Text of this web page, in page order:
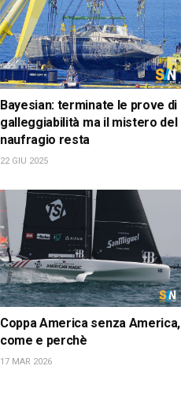
Bayesian: terminate le prove di
galleggiabilità ma il mistero del
naufragio resta
22 GIU 2025
Coppa America senza America,
come e perchè
17 MAR 2026